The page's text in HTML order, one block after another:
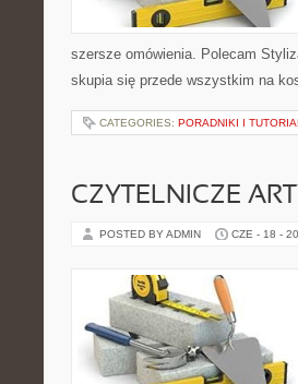
szersze omówienia. Polecam
skupia się przede wszystkim na
CATEGORIES: PORADNIKI I
CZYTELNICZE
POSTED BY ADMIN CZE - 18 -